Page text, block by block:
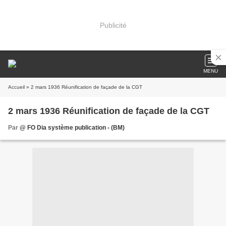
Publicité
MENU
Accueil » 2 mars 1936 Réunification de façade de la CGT
2 mars 1936 Réunification de façade de la CGT
Par @ FO Dia système publication - (BM)